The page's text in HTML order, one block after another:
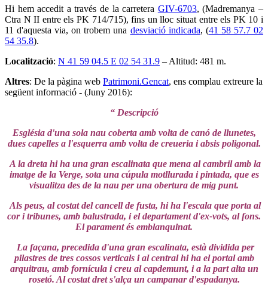
Hi hem accedit a través de la carretera GIV-6703, (Madremanya –
Ctra N II entre els PK 714/715), fins un lloc situat entre els PK 10 i
11 d'aquesta via, on trobem una desviació indicada, (41 58 57.7 02
54 35.8).
Localització: N 41 59 04.5 E 02 54 31.9 – Altitud: 481 m.
Altres: De la pàgina web Patrimoni.Gencat, ens complau extreure la
següent informació - (Juny 2016):
“ Descripció
Església d'una sola nau coberta amb volta de canó de llunetes,
dues capelles a l'esquerra amb volta de creueria i absis poligonal.
A la dreta hi ha una gran escalinata que mena al cambril amb la
imatge de la Verge, sota una cúpula motllurada i pintada, que es
visualitza des de la nau per una obertura de mig punt.
Als peus, al costat del cancell de fusta, hi ha l'escala que porta al
cor i tribunes, amb balustrada, i el departament d'ex-vots, al fons.
El parament és emblanquinat.
La façana, precedida d'una gran escalinata, està dividida per
pilastres de tres cossos verticals i al central hi ha el portal amb
arquitrau, amb fornícula i creu al capdemunt, i a la part alta un
rosetó. Al costat dret s'alça un campanar d'espadanya.